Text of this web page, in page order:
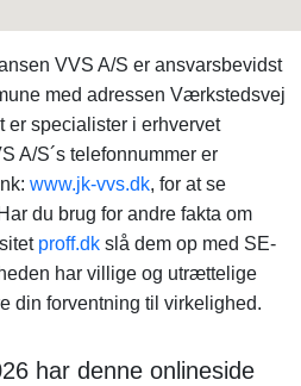
VVS A/S er ansvarsbevidst
med adressen Værkstedsvej
specialister i erhvervet
A/S´s telefonnummer er
www.jk-vvs.dk, for at se
du brug for andre fakta om
proff.dk slå dem op med SE-
har villige og utrættelige
din forventning til virkelighed.
har denne onlineside